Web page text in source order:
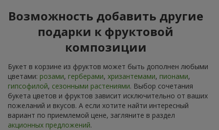
Возможность добавить другие
подарки к фруктовой
композиции
Букет в корзине из фруктов может быть дополнен любыми
цветами: розами, герберами, хризантемами, пионами,
гипсофилой, сезонными растениями. Выбор сочетания
букета цветов и фруктов зависит исключительно от ваших
пожеланий и вкусов. А если хотите найти интересный
вариант по приемлемой цене, загляните в раздел
акционных предложений.